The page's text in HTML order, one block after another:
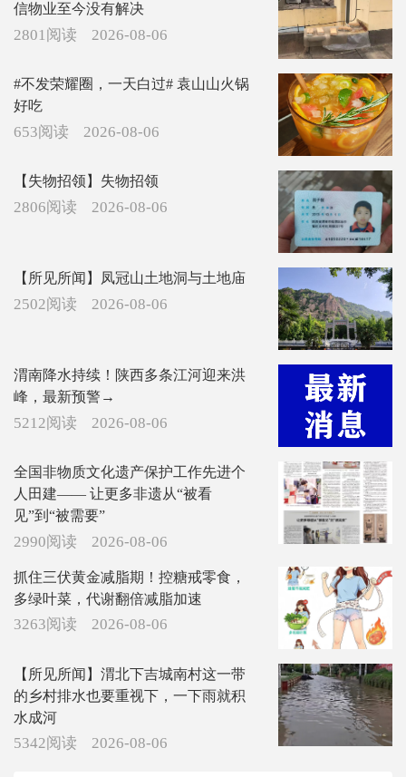
信物业至今没有解决
2801阅读 2026-08-06
#不发荣耀圈，一天白过# 袁山山火锅
好吃
653阅读 2026-08-06
【失物招领】失物招领
2806阅读 2026-08-06
【所见所闻】凤冠山土地洞与土地庙
2502阅读 2026-08-06
渭南降水持续！陕西多条江河迎来洪
峰，最新预警→
5212阅读 2026-08-06
全国非物质文化遗产保护工作先进个
人田建—— 让更多非遗从“被看
见”到“被需要”
2990阅读 2026-08-06
抓住三伏黄金减脂期！控糖戒零食，
多绿叶菜，代谢翻倍减脂加速
3263阅读 2026-08-06
【所见所闻】渭北下吉城南村这一带
的乡村排水也要重视下，一下雨就积
水成河
5342阅读 2026-08-06